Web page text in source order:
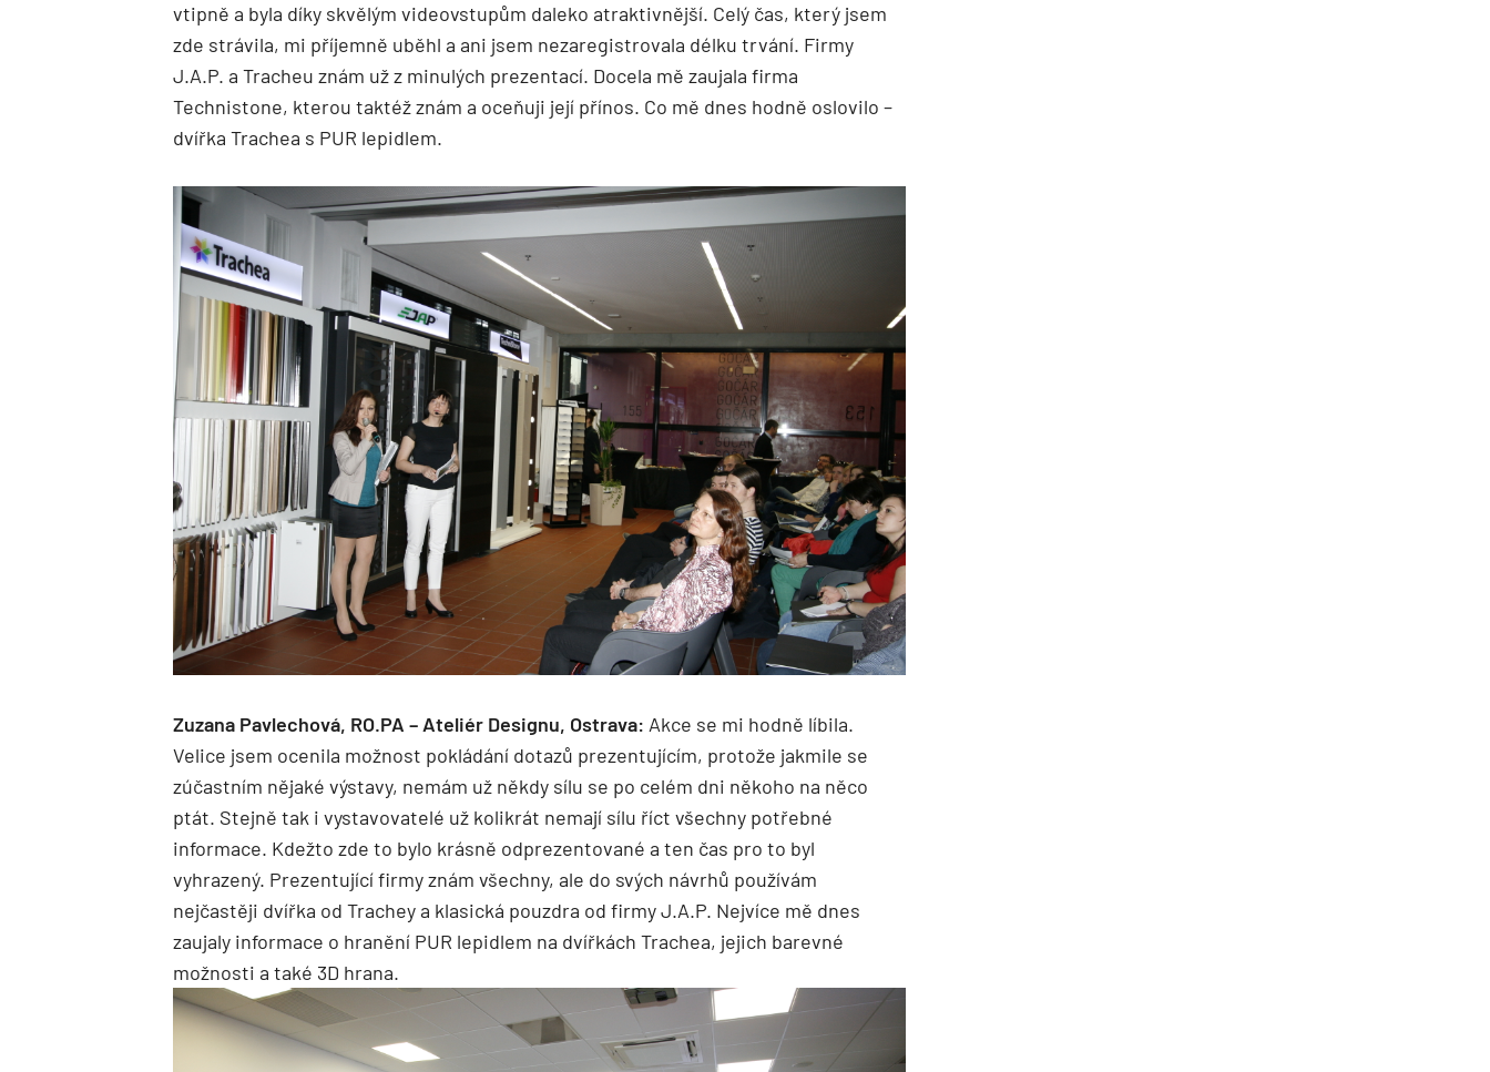
vtipně a byla díky skvělým videovstupům daleko atraktivnější. Celý čas, který jsem
zde strávila, mi příjemně uběhl a ani jsem nezaregistrovala délku trvání. Firmy
J.A.P. a Tracheu znám už z minulých prezentací. Docela mě zaujala firma
Technistone, kterou taktéž znám a oceňuji její přínos. Co mě dnes hodně oslovilo –
dvířka Trachea s PUR lepidlem.
Zuzana Pavlechová, RO.PA – Ateliér Designu, Ostrava: Akce se mi hodně líbila.
Velice jsem ocenila možnost pokládání dotazů prezentujícím, protože jakmile se
zúčastním nějaké výstavy, nemám už někdy sílu se po celém dni někoho na něco
ptát. Stejně tak i vystavovatelé už kolikrát nemají sílu říct všechny potřebné
informace. Kdežto zde to bylo krásně odprezentované a ten čas pro to byl
vyhrazený. Prezentující firmy znám všechny, ale do svých návrhů používám
nejčastěji dvířka od Trachey a klasická pouzdra od firmy J.A.P. Nejvíce mě dnes
zaujaly informace o hranění PUR lepidlem na dvířkách Trachea, jejich barevné
možnosti a také 3D hrana.